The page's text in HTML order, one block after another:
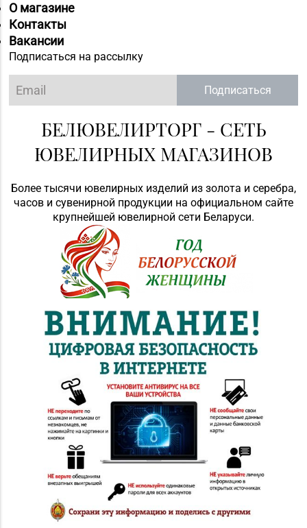
О магазине
Контакты
Вакансии
Подписаться на рассылку
Подписаться
БЕЛЮВЕЛИРТОРГ - СЕТЬ
ЮВЕЛИРНЫХ МАГАЗИНОВ
Более тысячи ювелирных изделий из золота и серебра,
часов и сувенирной продукции на официальном сайте
крупнейшей ювелирной сети Беларуси.